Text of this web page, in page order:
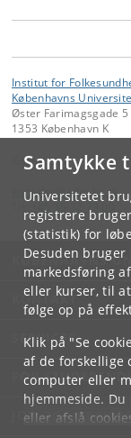
Samtykke
Universitetet
registrere
(statistik) for
Desuden
markedsføring
eller kurser, til
følge op på
Klik på "Se
af de forskellige
computer eller
hjemmeside.
eller afslå
Institut for
Københavns
Øster Farimagsgade 5
1353 København K
Kontakt:
kom-ifsv@adm.ku dk
+45 35 32 79 00
KØBENHAVNS
KONTAKT
SERVICES
FOR
JOB OG